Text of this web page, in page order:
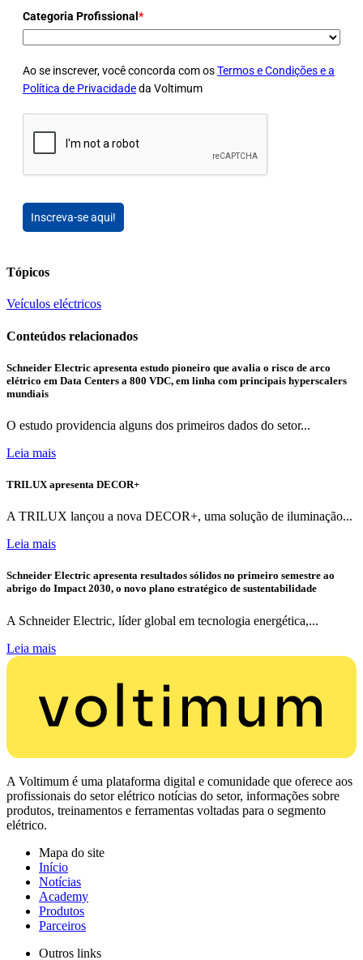
Categoria Profissional *
Ao se inscrever, você concorda com osTermos e Condições e a
Política de Privacidadeda Voltimum
Inscreva-se aqui!
Tópicos
Veículos eléctricos
Conteúdos relacionados
Schneider Electric apresenta estudo pioneiro que avalia o risco de arco
elétrico em Data Centers a 800 VDC, em linha com principais hyperscalers
mundiais
O estudo providencia alguns dos primeiros dados do setor...
Leia mais
TRILUX apresenta DECOR+
A TRILUX lançou a nova DECOR+, uma solução de iluminação...
Leia mais
Schneider Electric apresenta resultados sólidos no primeiro semestre ao
abrigo do Impact 2030, o novo plano estratégico de sustentabilidade
A Schneider Electric, líder global em tecnologia energética,...
Leia mais
A Voltimum é uma plataforma digital e comunidade que oferece aos
profissionais do setor elétrico notícias do setor, informações sobre
produtos, treinamentos e ferramentas voltadas para o segmento
elétrico.
Mapa do site
Início
Notícias
Academy
Produtos
Parceiros
Outros links